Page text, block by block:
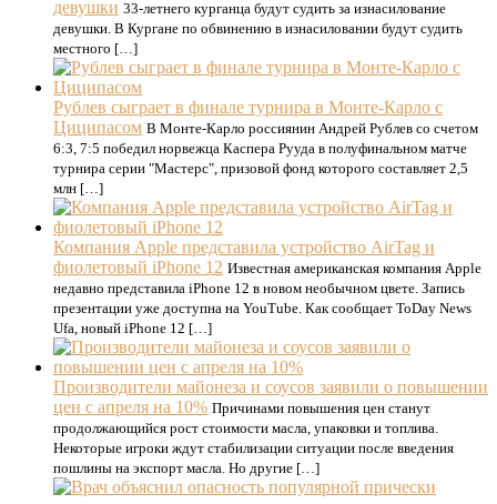
девушки 33-летнего курганца будут судить за изнасилование
девушки. В Кургане по обвинению в изнасиловании будут судить
местного […]
Рублев сыграет в финале турнира в Монте-Карло с
Циципасом В Монте-Карло россиянин Андрей Рублев со счетом
6:3, 7:5 победил норвежца Каспера Рууда в полуфинальном матче
турнира серии "Мастерс", призовой фонд которого составляет 2,5
млн […]
Компания Apple представила устройство AirTag и
фиолетовый iPhone 12 Известная американская компания Apple
недавно представила iPhone 12 в новом необычном цвете. Запись
презентации уже доступна на YouTube. Как сообщает ToDay News
Ufa, новый iPhone 12 […]
Производители майонеза и соусов заявили о повышении
цен с апреля на 10% Причинами повышения цен станут
продолжающийся рост стоимости масла, упаковки и топлива.
Некоторые игроки ждут стабилизации ситуации после введения
пошлины на экспорт масла. Но другие […]